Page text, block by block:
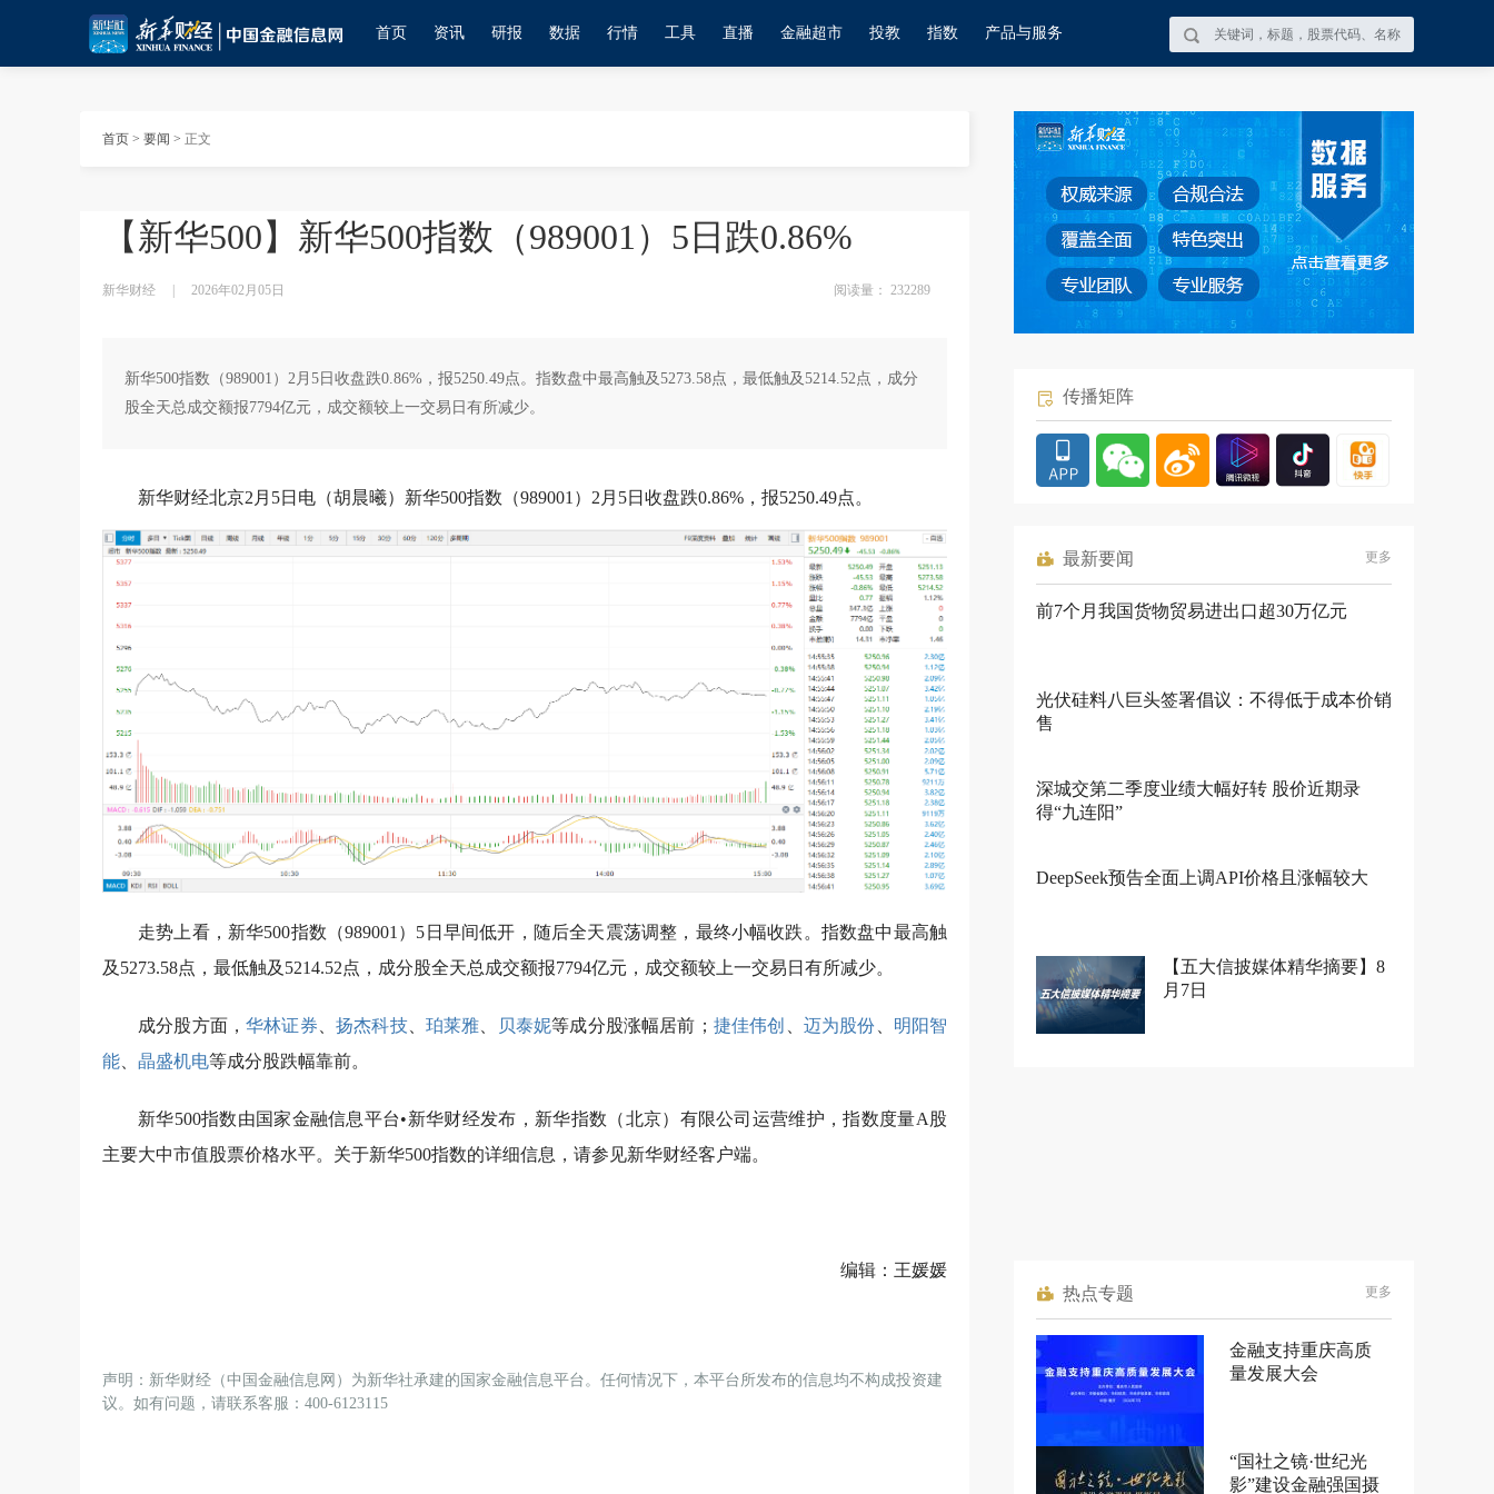
首页 资讯 研报 数据 行情 工具 直播 金融超市 投教 指数 产品与服务
首页 > 要闻 > 正文
【新华500】新华500指数（989001）5日跌0.86%
新华财经 2026年02月05日 阅读量： 232289
新华500指数（989001）2月5日收盘跌0.86%，报5250.49点。指数盘中最高触及5273.58点，最低触及5214.52点，成分
股全天总成交额报7794亿元，成交额较上一交易日有所减少。
新华财经北京2月5日电（胡晨曦）新华500指数（989001）2月5日收盘跌0.86%，报5250.49点。
走势上看，新华500指数（989001）5日早间低开，随后全天震荡调整，最终小幅收跌。指数盘中最高触
及5273.58点，最低触及5214.52点，成分股全天总成交额报7794亿元，成交额较上一交易日有所减少。
成分股方面，华林证券 、扬杰科技、 珀莱雅 贝泰妮等成分股涨幅居前； 捷佳伟创 迈为股份
明阳智
能
晶盛机电等成分股跌幅靠前。
新华500指数由国家金融信息平台•新华财经发布，新华指数（北京）有限公司运营维护，指数度量A股
主要大中市值股票价格水平。关于新华500指数的详细信息，请参见新华财经客户端。
编辑：王媛媛
声明：新华财经（中国金融信息网）为新华社承建的国家金融信息平台。任何情况下，本平台所发布的信息均不构成投资建
议。如有问题，请联系客服：400-6123115
传播矩阵
最新要闻 更多
前7个月我国货物贸易进出口超30万亿元
光伏硅料八巨头签署倡议：不得低于成本价销
售
深城交第二季度业绩大幅好转 股价近期录
得“九连阳”
DeepSeek预告全面上调API价格且涨幅较大
【五大信披媒体精华摘要】8
月7日
热点专题 更多
金融支持重庆高质
量发展大会
“国社之镜·世纪光
影”建设金融强国摄